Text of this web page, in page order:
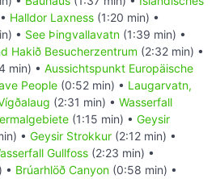
Halldor Laxness (1:20 min) •
• See Þingvallavatn (1:39 min) •
Hakið Besucherzentrum (2:32 min) •
min) • Aussichtspunkt Europäische
People (0:52 min) • Laugarvatn,
(2:31 min) • Wasserfall
(1:15 min) • Geysir
• Geysir Strokkur (2:12 min) •
Gullfoss (2:23 min) •
• Brúarhlöð Canyon (0:58 min) •